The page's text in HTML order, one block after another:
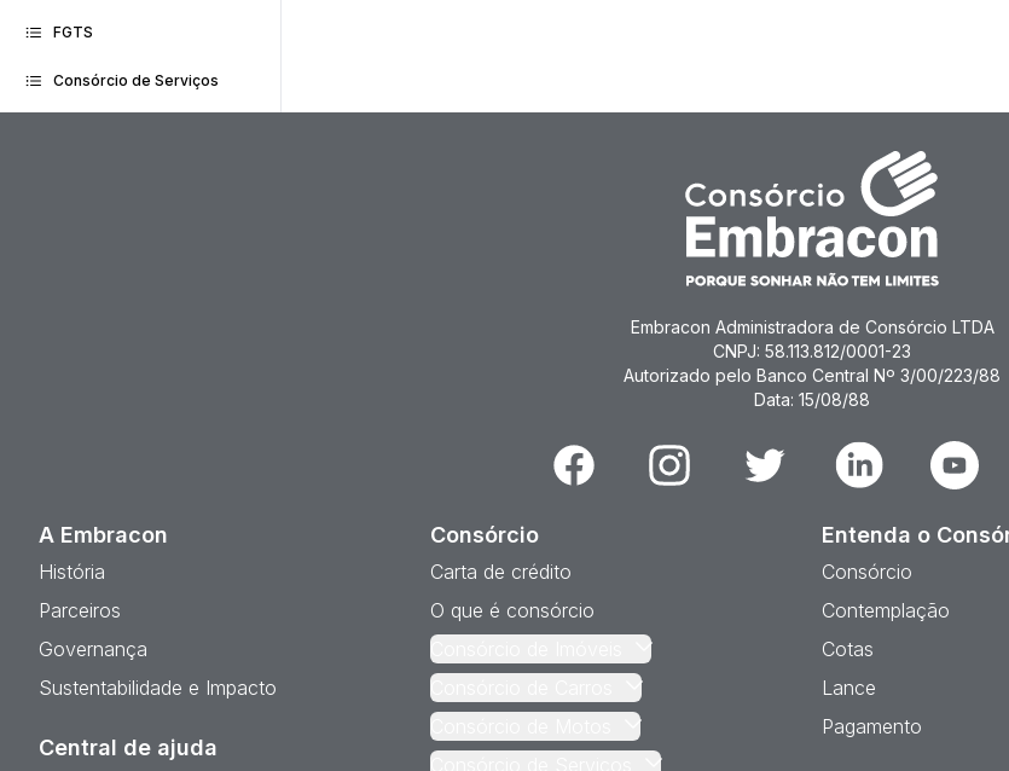
FGTS
Consórcio de Serviços
Embracon Administradora de Consórcio LTDA
CNPJ: 58.113.812/0001-23
Autorizado pelo Banco Central Nº 3/00/223/88
Data: 15/08/88
Facebook Instagram Twitter Linkedin Youtube
A Embracon
História
Parceiros
Governança
Sustentabilidade e Impacto
Central de ajuda
Consórcio
Carta de crédito
O que é consórcio
Entenda o
Consórcio
Contemplação
Cotas
Lance
Pagamento